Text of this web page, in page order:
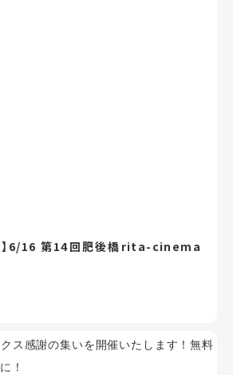
】6/16 第14回肥後橋rita-cinema